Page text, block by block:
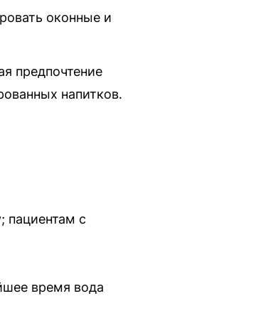
оконные и
предпочтение
напитков.
пациентам с
время вода